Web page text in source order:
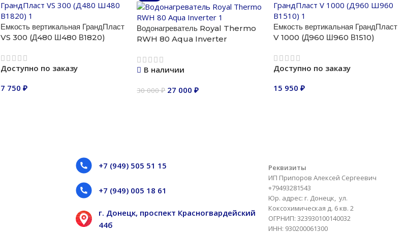
Емкость вертикальная ГрандПласт
VS 300 (Д480 Ш480 В1820)
Доступно по заказу
7 750 ₽
Водонагреватель Royal Thermo
RWH 80 Aqua Inverter
В наличии
30 000₽ 27 000₽
Емкость вертикальная ГрандПласт
V 1000 (Д960 Ш960 В1510)
Доступно по заказу
15 950₽
+7 (949) 505 51 15
+7 (949) 005 18 61
г. Донецк, проспект Красногвардейский
44б
Реквизиты
ИП Припоров Алексей Сергеевич
+79493281543
Юр. адрес: г. Донецк, ул.
Коксохимическая д. 6 кв. 2
ОГРНИП: 323930100140032
ИНН: 930200061300